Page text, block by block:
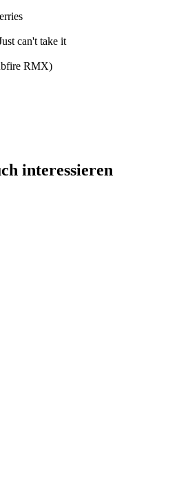
can't take it
RMX)
interessieren